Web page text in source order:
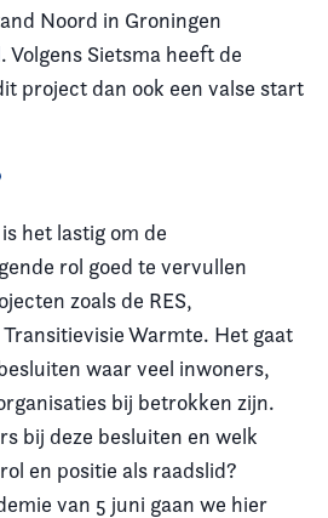
Noord in Groningen
. Volgens Sietsma heeft de
project dan ook een valse start
het lastig om de
rol goed te vervullen
zoals de RES,
Warmte. Het gaat
waar veel inwoners,
bij betrokken zijn.
bij deze besluiten en welk
en positie als raadslid?
van 5 juni gaan we hier